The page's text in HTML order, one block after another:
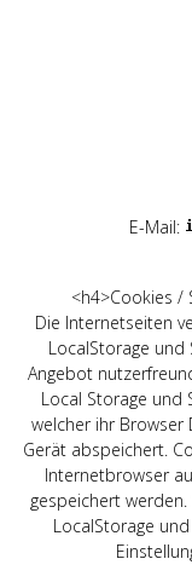
E-Mail:
<h4>Cookies /
Die Internetseiten
LocalStorage und
Angebot
Local Storage und
welcher ihr
Gerät abspeichert.
Internetbrowser
gespeichert
LocalStorage